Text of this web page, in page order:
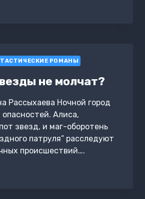
РОМАНЫ
не молчат?
Рассыхаева Ночной город
Алиса,
звезд, и маг-оборотень
патруля” расследуют
происшествий….